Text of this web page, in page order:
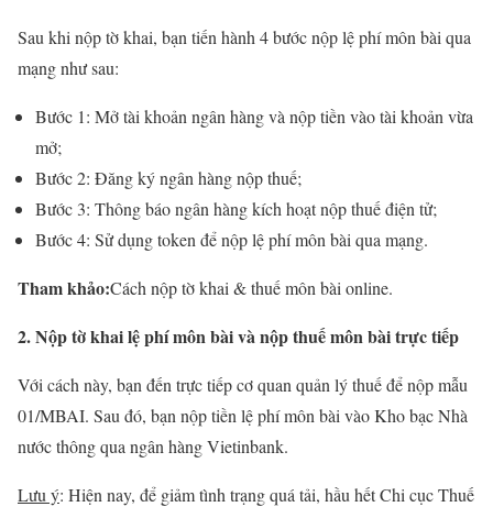
Sau khi nộp tờ khai, bạn tiến hành 4 bước nộp lệ phí môn bài qua
mạng như sau:
Bước 1: Mở tài khoản ngân hàng và nộp tiền vào tài khoản vừa
mở;
Bước 2: Đăng ký ngân hàng nộp thuế;
Bước 3: Thông báo ngân hàng kích hoạt nộp thuế điện tử;
Bước 4: Sử dụng token để nộp lệ phí môn bài qua mạng.
Tham khảo:Cách nộp tờ khai & thuế môn bài online.
2. Nộp tờ khai lệ phí môn bài và nộp thuế môn bài trực tiếp
Với cách này, bạn đến trực tiếp cơ quan quản lý thuế để nộp mẫu
01/MBAI. Sau đó, bạn nộp tiền lệ phí môn bài vào Kho bạc Nhà
nước thông qua ngân hàng Vietinbank.
Lưu ý: Hiện nay, để giảm tình trạng quá tải, hầu hết Chi cục Thuế